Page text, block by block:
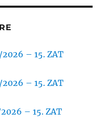
– 15. ZAT
– 15. ZAT
– 15. ZAT